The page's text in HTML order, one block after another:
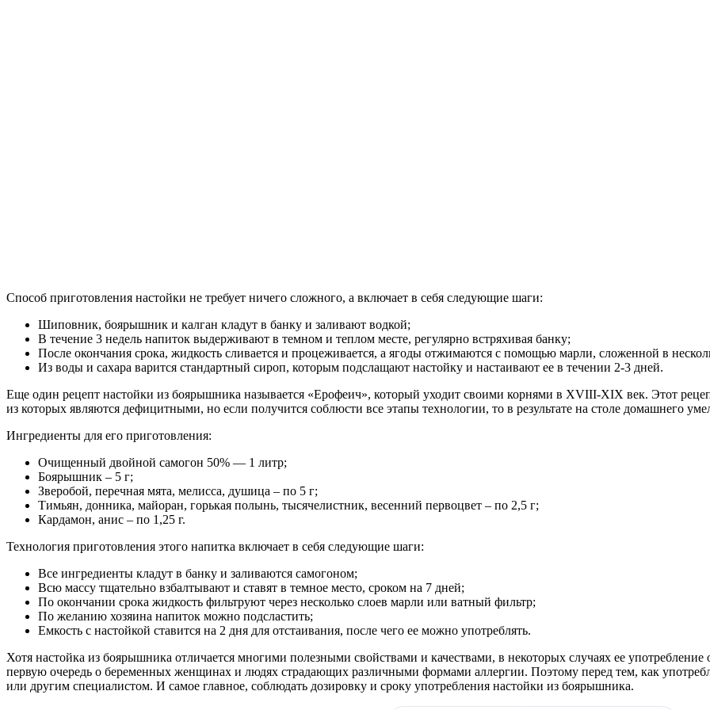
Способ приготовления настойки не требует ничего сложного, а включает в себя следующие шаги:
Шиповник, боярышник и калган кладут в банку и заливают водкой;
В течение 3 недель напиток выдерживают в темном и теплом месте, регулярно встряхивая банку;
После окончания срока, жидкость сливается и процеживается, а ягоды отжимаются с помощью марли, сложенной в
Из воды и сахара варится стандартный сироп, которым подслащают настойку и настаивают ее в течении 2-3 дней.
Еще один рецепт настойки из боярышника называется «Ерофеич», который уходит своими корнями в XVIII-XIX век. Этот
из которых являются дефицитными, но если получится соблюсти все этапы технологии, то в результате на столе домашнего
Ингредиенты для его приготовления:
Очищенный двойной самогон 50% — 1 литр;
Боярышник – 5 г;
Зверобой, перечная мята, мелисса, душица – по 5 г;
Тимьян, донника, майоран, горькая полынь, тысячелистник, весенний первоцвет – по 2,5 г;
Кардамон, анис – по 1,25 г.
Технология приготовления этого напитка включает в себя следующие шаги:
Все ингредиенты кладут в банку и заливаются самогоном;
Всю массу тщательно взбалтывают и ставят в темное место, сроком на 7 дней;
По окончании срока жидкость фильтруют через несколько слоев марли или ватный фильтр;
По желанию хозяина напиток можно подсластить;
Емкость с настойкой ставится на 2 дня для отстаивания, после чего ее можно употреблять.
Хотя настойка из боярышника отличается многими полезными свойствами и качествами, в некоторых случаях ее
первую очередь о беременных женщинах и людях страдающих различными формами аллергии. Поэтому перед тем, как
или другим специалистом. И самое главное, соблюдать дозировку и сроку употребления настойки из боярышника.